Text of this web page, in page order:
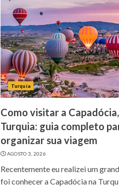
Turquia
Como visitar a
Turquia: guia completo
organizar sua viagem
AGOSTO 3, 2026
Recentemente eu realizei um
foi conhecer a Capadócia na